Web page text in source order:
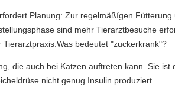
Planung: Zur regelmäßígen
sind mehr Tierarztbesuche
bedeutet "zuckerkrank"?
die auch bei Katzen auftreten kann. Sie
nicht genug Insulin produziert.